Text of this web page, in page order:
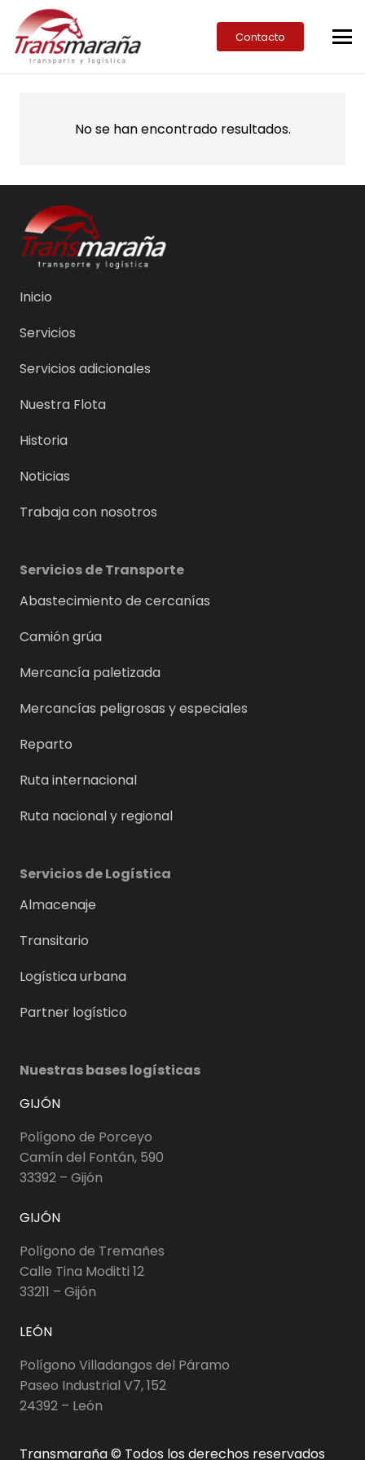
Contacto
No se han encontrado resultados.
Inicio
Servicios
Servicios adicionales
Nuestra Flota
Historia
Noticias
Trabaja con nosotros
Servicios de Transporte
Abastecimiento de cercanías
Camión grúa
Mercancía paletizada
Mercancías peligrosas y especiales
Reparto
Ruta internacional
Ruta nacional y regional
Servicios de Logística
Almacenaje
Transitario
Logística urbana
Partner logístico
Nuestras bases logísticas
GIJÓN
Polígono de Porceyo
Camín del Fontán, 590
33392 – Gijón
GIJÓN
Polígono de Tremañes
Calle Tina Moditti 12
33211 – Gijón
LEÓN
Polígono Villadangos del Páramo
Paseo Industrial V7, 152
24392 – León
Transmaraña © Todos los derechos reservados